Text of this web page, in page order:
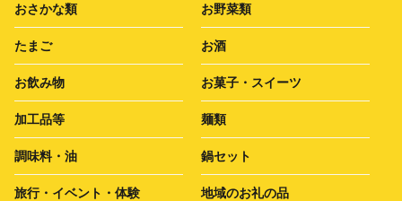
おさかな類 お野菜類
たまご お酒
お飲み物 お菓子・スイーツ
加工品等 麺類
調味料・油 鍋セット
旅行・イベント・体験 地域のお礼の品